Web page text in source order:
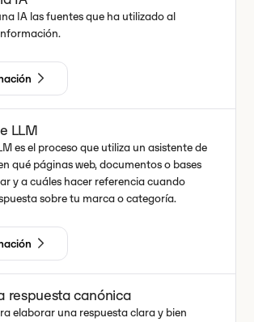
IA las fuentes que ha utilizado al
LLM
es el proceso que utiliza un asistente de
qué páginas web, documentos o bases
y a cuáles hacer referencia cuando
sobre tu marca o categoría.
respuesta canónica
elaborar una respuesta clara y bien